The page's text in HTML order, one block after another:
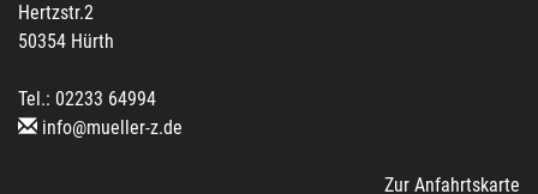
Hertzstr.2
50354 Hürth
Tel.: 02233 64994
info@mueller-z.de
Zur Anfahrtskarte